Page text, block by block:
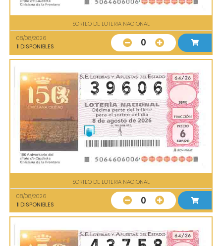
SORTEO DE LOTERIA NACIONAL
08/08/2026
1 DISPONIBLES 0
SORTEO DE LOTERIA NACIONAL
08/08/2026
1 DISPONIBLES 0